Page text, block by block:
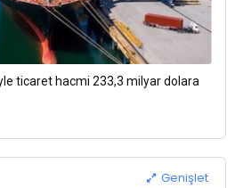
ticaret hacmi 233,3 milyar dolara
Genişlet